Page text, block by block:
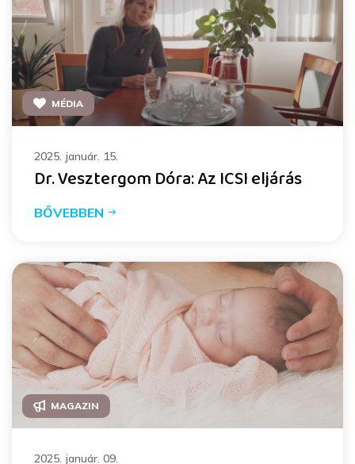
MÉDIA
2025. január. 15.
Dr. Vesztergom Dóra: Az ICSI eljárás
BŐVEBBEN
MAGAZIN
2025. január. 09.